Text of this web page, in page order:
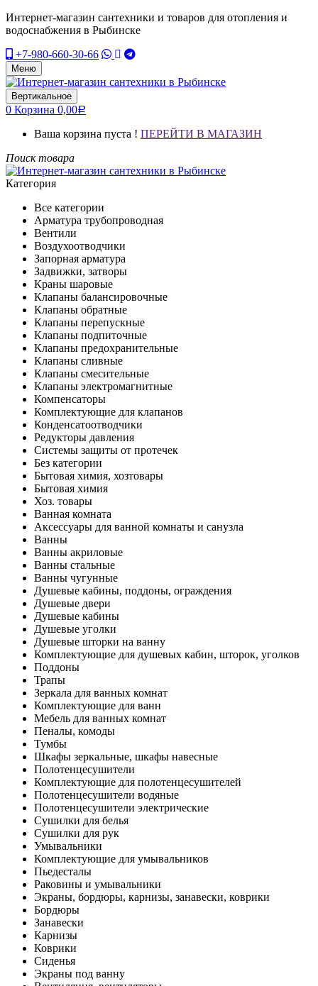
Интернет-магазин сантехники и товаров для отопления и
водоснабжения в Рыбинске
+7-980-660-30-66
Меню
Вертикальное
0 Корзина 0,00Р
Ваша корзина пуста ! ПЕРЕЙТИ В МАГАЗИН
Поиск товара
Категория
Все категории
Арматура трубопроводная
Вентили
Воздухоотводчики
Запорная арматура
Задвижки, затворы
Краны шаровые
Клапаны балансировочные
Клапаны обратные
Клапаны перепускные
Клапаны подпиточные
Клапаны предохранительные
Клапаны сливные
Клапаны смесительные
Клапаны электромагнитные
Компенсаторы
Комплектующие для клапанов
Конденсатоотводчики
Редукторы давления
Системы защиты от протечек
Без категории
Бытовая химия, хозтовары
Бытовая химия
Хоз. товары
Ванная комната
Аксессуары для ванной комнаты и санузла
Ванны
Ванны акриловые
Ванны стальные
Ванны чугунные
Душевые кабины, поддоны, ограждения
Душевые двери
Душевые кабины
Душевые уголки
Душевые шторки на ванну
Комплектующие для душевых кабин, шторок, уголков
Поддоны
Трапы
Зеркала для ванных комнат
Комплектующие для ванн
Мебель для ванных комнат
Пеналы, комоды
Тумбы
Шкафы зеркальные, шкафы навесные
Полотенцесушители
Комплектующие для полотенцесушителей
Полотенцесушители водяные
Полотенцесушители электрические
Сушилки для белья
Сушилки для рук
Умывальники
Комплектующие для умывальников
Пьедесталы
Раковины и умывальники
Экраны, бордюры, карнизы, занавески, коврики
Бордюры
Занавески
Карнизы
Коврики
Сиденья
Экраны под ванну